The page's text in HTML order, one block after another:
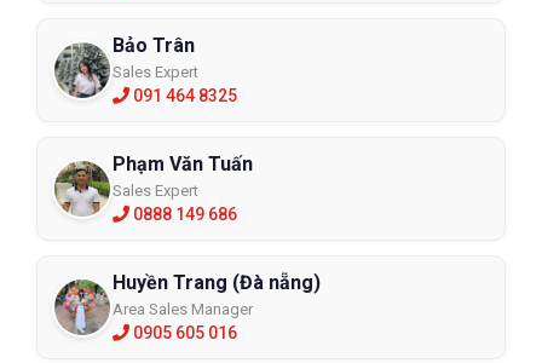
Bảo Trân
Sales Expert
091 464 8325
Phạm Văn Tuấn
Sales Expert
0888 149 686
Huyền Trang (Đà nẵng)
Area Sales Manager
0905 605 016